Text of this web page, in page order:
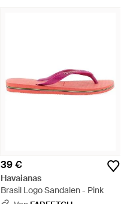
39 €
Havaianas
Brasil Logo Sandalen - Pink